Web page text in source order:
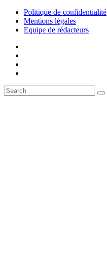
Politique de confidentialité
Mentions légales
Equipe de rédacteurs